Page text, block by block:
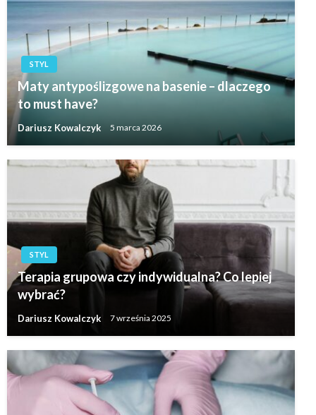
STYL
Maty antypoślizgowe na basenie – dlaczego
to must have?
Dariusz Kowalczyk 5 marca 2026
STYL
Terapia grupowa czy indywidualna? Co lepiej
wybrać?
Dariusz Kowalczyk 7 września 2025